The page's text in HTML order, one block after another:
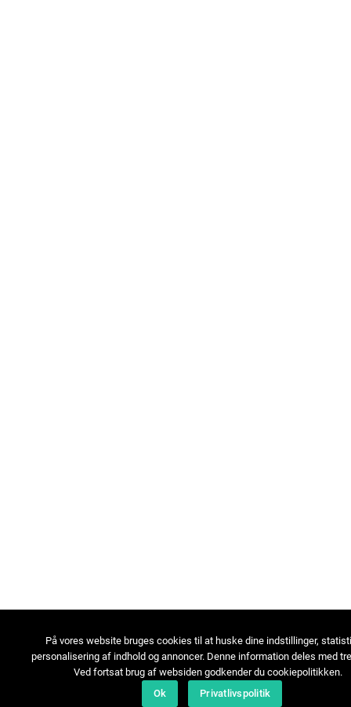
På vores website bruges cookies til at huske dine indstillinger,
personalisering af indhold og annoncer. Denne information deles med
Ved fortsat brug af websiden godkender du cookiepolitikken.
Ok
Privatlivspolitik